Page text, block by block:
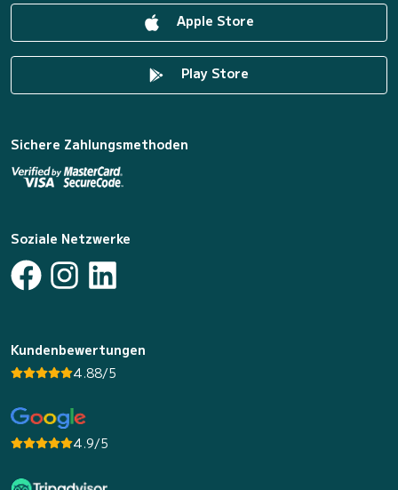
Apple Store
Play Store
Sichere Zahlungsmethoden
Soziale Netzwerke
Kundenbewertungen
4.88/5
4.9/5